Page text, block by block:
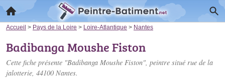
Accueil > Pays de la Loire > Loire-Atlantique > Nantes
Badibanga Moushe Fiston
Cette fiche présente "Badibanga Moushe Fiston", peintre situé rue de la
jalotterie, 44100 Nantes.